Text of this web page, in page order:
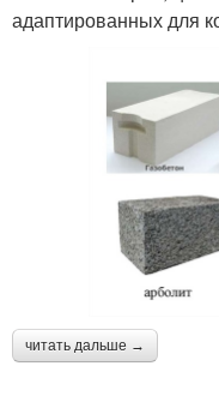
адаптированных для
читать дальше →